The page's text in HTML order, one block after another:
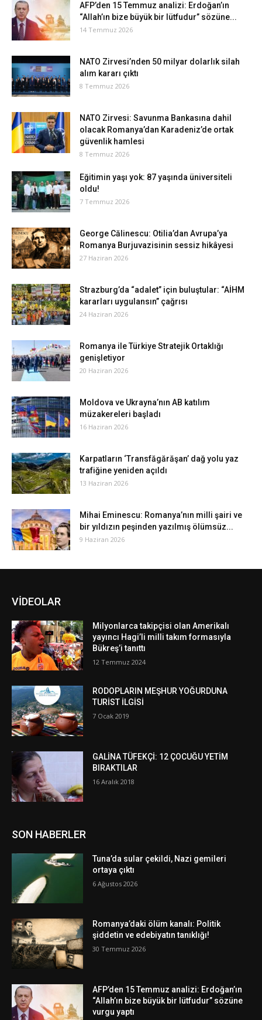
AFP’den 15 Temmuz analizi: Erdoğan’ın
“Allah’ın bize büyük bir lütfudur” sözüne...
14 Temmuz 2026
NATO Zirvesi’nden 50 milyar dolarlık silah
alım kararı çıktı
8 Temmuz 2026
NATO Zirvesi: Savunma Bankasına dahil
olacak Romanya’dan Karadeniz’de ortak
güvenlik hamlesi
8 Temmuz 2026
Eğitimin yaşı yok: 87 yaşında üniversiteli
oldu!
7 Temmuz 2026
George Călinescu: Otilia’dan Avrupa’ya
Romanya Burjuvazisinin sessiz hikâyesi
27 Haziran 2026
Strazburg’da “adalet” için buluştular: “AİHM
kararları uygulansın” çağrısı
24 Haziran 2026
Romanya ile Türkiye Stratejik Ortaklığı
genişletiyor
20 Haziran 2026
Moldova ve Ukrayna’nın AB katılım
müzakereleri başladı
16 Haziran 2026
Karpatların ‘Transfăgărăşan’ dağ yolu yaz
trafiğine yeniden açıldı
13 Haziran 2026
Mihai Eminescu: Romanya’nın milli şairi ve
bir yıldızın peşinden yazılmış ölümsüz...
9 Haziran 2026
VİDEOLAR
Milyonlarca takipçisi olan Amerikalı
yayıncı Hagi’li milli takım formasıyla
Bükreş’i tanıttı
12 Temmuz 2024
RODOPLARIN MEŞHUR YOĞURDUNA
TURİST İLGİSİ
7 Ocak 2019
GALİNA TÜFEKÇİ: 12 ÇOCUĞU YETİM
BIRAKTILAR
16 Aralık 2018
SON HABERLER
Tuna’da sular çekildi, Nazi gemileri
ortaya çıktı
6 Ağustos 2026
Romanya’daki ölüm kanalı: Politik
şiddetin ve edebiyatın tanıklığı!
30 Temmuz 2026
AFP’den 15 Temmuz analizi: Erdoğan’ın
“Allah’ın bize büyük bir lütfudur” sözüne
vurgu yaptı